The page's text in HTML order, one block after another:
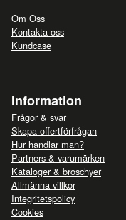
Om Oss
Kontakta oss
Kundcase
Information
Frågor & svar
Skapa offertförfrågan
Hur handlar man?
Partners & varumärken
Kataloger & broschyer
Allmänna villkor
Integritetspolicy
Cookies